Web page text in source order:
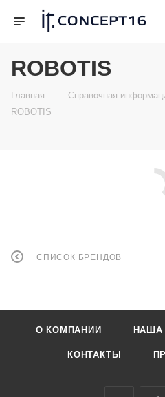
ROBOTIS
Главная — Справочная
ROBOTIS
СПИСОК БРЕНДОВ
О КОМПАНИИ НАША
КОНТАКТЫ